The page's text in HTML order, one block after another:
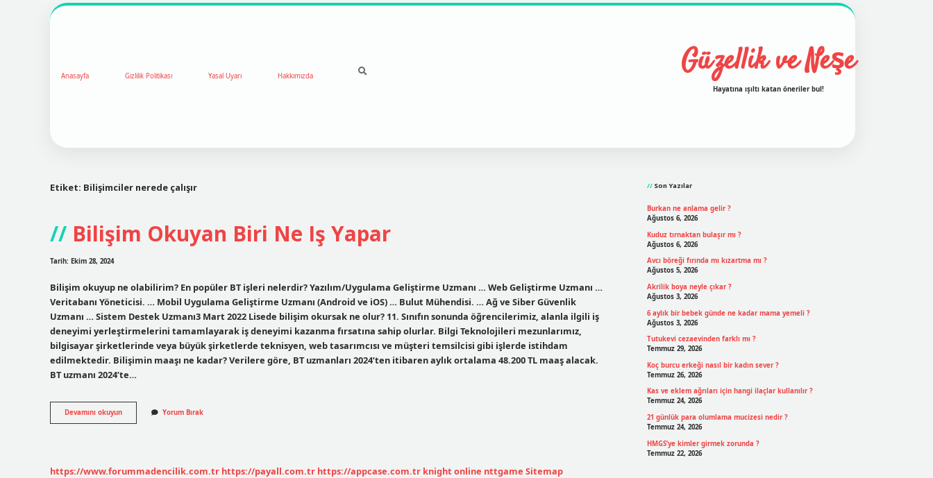
Anasayfa Gizlilik Politikası Yasal Uyarı Hakkımızda Güzellik ve Neşe
Hayatına ışıltı katan öneriler bul!
Etiket: Bilişimciler nerede çalışır
Bilişim Okuyan Biri Ne Iş Yapar
Tarih: Ekim 28, 2024
Bilişim okuyup ne olabilirim? En popüler BT işleri nelerdir? Yazılım/Uygulama Geliştirme Uzmanı … Web Geliştirme Uzmanı …
Veritabanı Yöneticisi. … Mobil Uygulama Geliştirme Uzmanı (Android ve iOS) … Bulut Mühendisi. … Ağ ve Siber Güvenlik
Uzmanı … Sistem Destek Uzmanı3 Mart 2022 Lisede bilişim okursak ne olur? 11. Sınıfın sonunda öğrencilerimiz, alanla ilgili iş
deneyimi yerleştirmelerini tamamlayarak iş deneyimi kazanma fırsatına sahip olurlar. Bilgi Teknolojileri mezunlarımız,
bilgisayar şirketlerinde veya büyük şirketlerde teknisyen, web tasarımcısı ve müşteri temsilcisi gibi işlerde istihdam
edilmektedir. Bilişimin maaşı ne kadar? Verilere göre, BT uzmanları 2024’ten itibaren aylık ortalama 48.200 TL maaş alacak.
BT uzmanı 2024’te…
Devamını okuyunBilişim
Okuyan
Yorum Bırak
https://www.forummadencilik.com.tr https://payall.com.tr https://appcase.com.tr knight online nttgame Sitemap
Son Yazılar
Burkan ne anlama gelir ?
Ağustos 6, 2026
Kuduz tırnaktan bulaşır mı ?
Ağustos 6, 2026
Avcı böreği fırında mı kızartma mı ?
Ağustos 5, 2026
Akrilik boya neyle çıkar ?
Ağustos 3, 2026
6 aylık bir bebek günde ne kadar mama yemeli ?
Ağustos 3, 2026
Tutukevi cezaevinden farklı mı ?
Temmuz 29, 2026
Koç burcu erkeği nasıl bir kadın sever ?
Temmuz 26, 2026
Kas ve eklem ağrıları için hangi ilaçlar kullanılır ?
Temmuz 24, 2026
21 günlük para olumlama mucizesi nedir ?
Temmuz 24, 2026
HMGS’ye kimler girmek zorunda ?
Temmuz 22, 2026